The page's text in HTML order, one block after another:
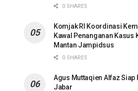
0 SHARES
Komjak RI Koordinasi
Kawal Penanganan Kasus
Mantan Jampidsus
0 SHARES
Agus Muttaqien Alfaz Siap
Jabar